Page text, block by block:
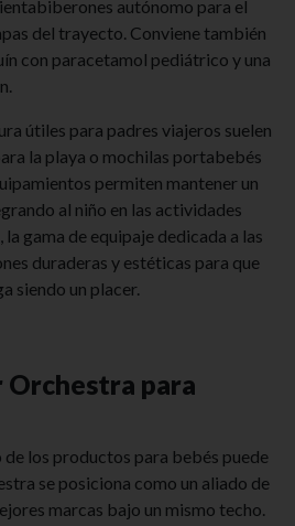
autónomo para el
del trayecto. Conviene también
con paracetamol pediátrico y una
útiles para padres viajeros suelen
la playa o mochilas portabebés
permiten mantener un
al niño en las actividades
gama de equipaje dedicada a las
duraderas y estéticas para que
siendo un placer.
Orchestra para
los productos para bebés puede
se posiciona como un aliado de
marcas bajo un mismo techo.